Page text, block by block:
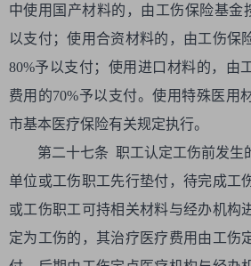
中使用国产材料的，由工伤保险基金
以支付；使用合资材料的，由工伤保
80%予以支付；使用进口材料的，由
费用的70%予以支付。使用特殊医用
市基本医疗保险有关规定执行。
第二十七条 职工认定工伤前发生
单位或工伤职工先行垫付，待完成工
或工伤职工可持相关材料与经办机构
定为工伤的，其治疗医疗费用由工伤